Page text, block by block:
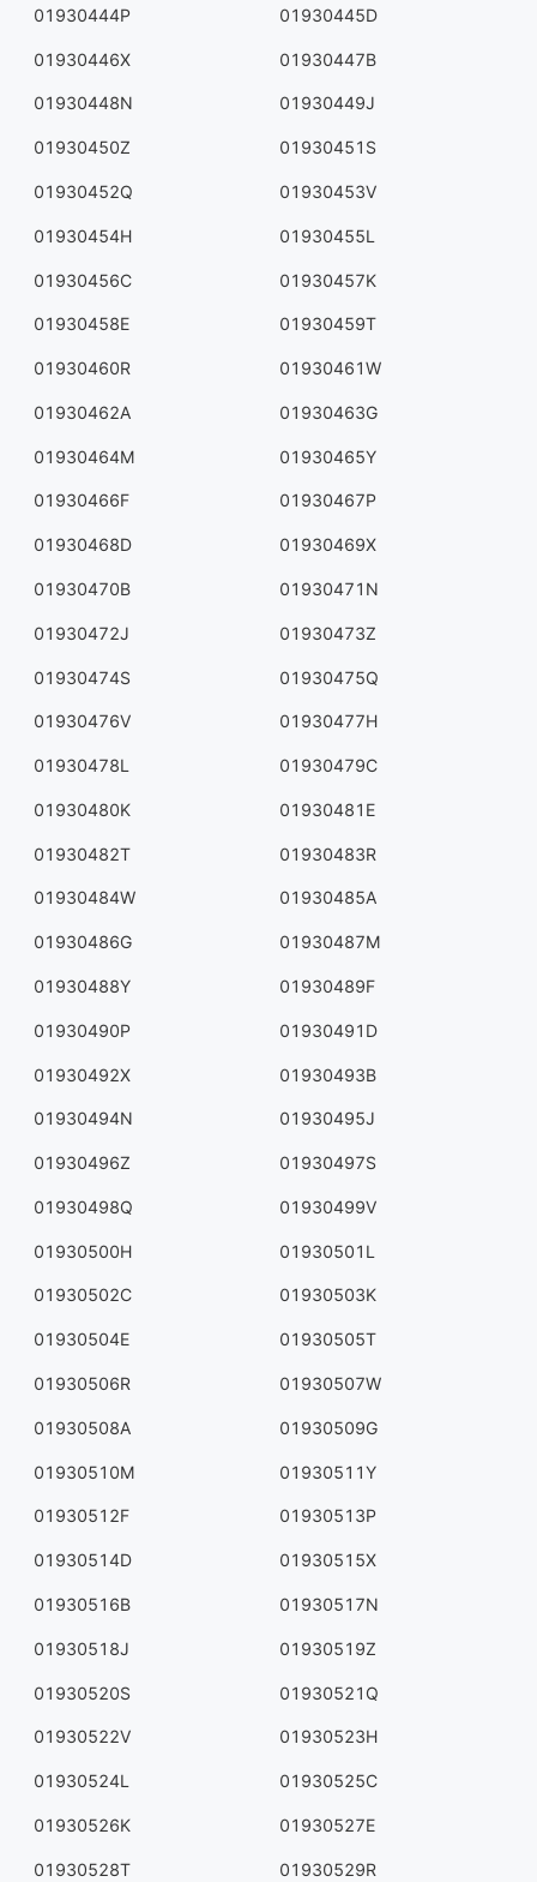
01930444P 01930445D
01930446X 01930447B
01930448N 01930449J
01930450Z 01930451S
01930452Q 01930453V
01930454H 01930455L
01930456C 01930457K
01930458E 01930459T
01930460R 01930461W
01930462A 01930463G
01930464M 01930465Y
01930466F 01930467P
01930468D 01930469X
01930470B 01930471N
01930472J 01930473Z
01930474S 01930475Q
01930476V 01930477H
01930478L 01930479C
01930480K 01930481E
01930482T 01930483R
01930484W 01930485A
01930486G 01930487M
01930488Y 01930489F
01930490P 01930491D
01930492X 01930493B
01930494N 01930495J
01930496Z 01930497S
01930498Q 01930499V
01930500H 01930501L
01930502C 01930503K
01930504E 01930505T
01930506R 01930507W
01930508A 01930509G
01930510M 01930511Y
01930512F 01930513P
01930514D 01930515X
01930516B 01930517N
01930518J 01930519Z
01930520S 01930521Q
01930522V 01930523H
01930524L 01930525C
01930526K 01930527E
01930528T 01930529R